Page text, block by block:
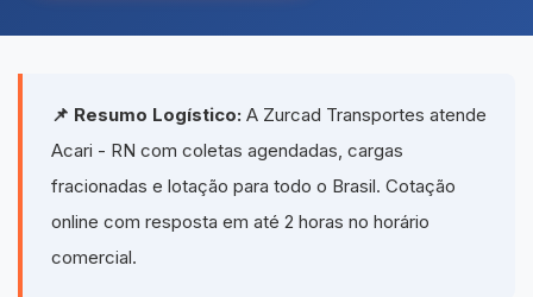
📌 Resumo Logístico: A Zurcad Transportes atende
Acari - RN com coletas agendadas, cargas
fracionadas e lotação para todo o Brasil. Cotação
online com resposta em até 2 horas no horário
comercial.